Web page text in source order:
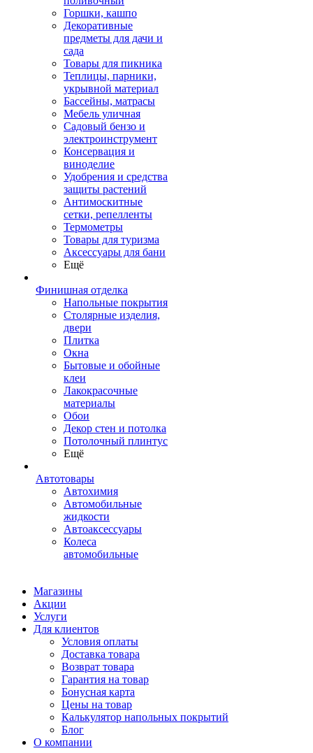
Горшки, кашпо
Декоративные
предметы для дачи и
сада
Товары для пикника
Теплицы, парники,
укрывной материал
Бассейны, матрасы
Мебель уличная
Садовый бензо и
электроинструмент
Консервация и
виноделие
Удобрения и средства
защиты растений
Антимоскитные
сетки, репелленты
Термометры
Товары для туризма
Аксессуары для бани
Ещё
Финишная отделка
Напольные покрытия
Столярные изделия,
двери
Плитка
Окна
Бытовые и обойные
клеи
Лакокрасочные
материалы
Обои
Декор стен и потолка
Потолочный плинтус
Ещё
Автотовары
Автохимия
Автомобильные
жидкости
Автоаксессуары
Колеса
автомобильные
Магазины
Акции
Услуги
Для клиентов
Условия оплаты
Доставка товара
Возврат товара
Гарантия на товар
Бонусная карта
Цены на товар
Калькулятор напольных покрытий
Блог
О компании